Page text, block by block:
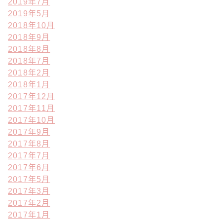
2019年7月
2019年5月
2018年10月
2018年9月
2018年8月
2018年7月
2018年2月
2018年1月
2017年12月
2017年11月
2017年10月
2017年9月
2017年8月
2017年7月
2017年6月
2017年5月
2017年3月
2017年2月
2017年1月